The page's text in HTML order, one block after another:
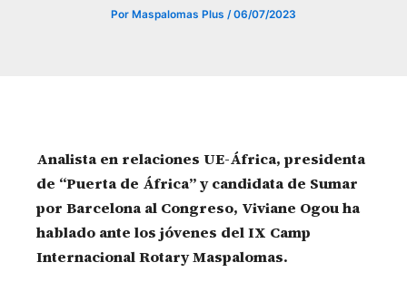
Por Maspalomas Plus /06/07/2023
Analista en relaciones UE-África, presidenta
de “Puerta de África” y candidata de Sumar
por Barcelona al Congreso, Viviane Ogou ha
hablado ante los jóvenes del IX Camp
Internacional Rotary Maspalomas.